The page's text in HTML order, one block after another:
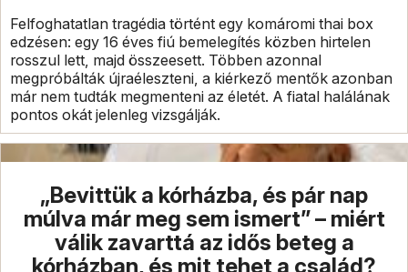
Felfoghatatlan tragédia történt egy komáromi thai box
edzésen: egy 16 éves fiú bemelegítés közben hirtelen
rosszul lett, majd összeesett. Többen azonnal
megpróbálták újraéleszteni, a kiérkező mentők azonban
már nem tudták megmenteni az életét. A fiatal halálának
pontos okát jelenleg vizsgálják.
„Bevittük a kórházba, és pár nap
múlva már meg sem ismert” – miért
válik zavarttá az idős beteg a
kórházban, és mit tehet a család?